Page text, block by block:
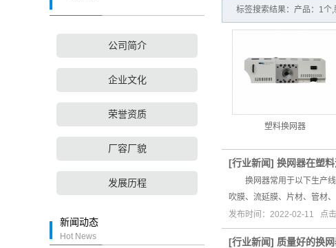
公司简介
企业文化
荣誉资质
厂容厂貌
发展历程
新闻动态
Hot News
标签搜索结果：产品：1个
塑料换网器
[行业新闻] 换网器在塑
换网器常用于以下生产
吹膜、流延膜、片材、管材
发布时间：2022-02-11 点
[行业新闻] 质量好的换